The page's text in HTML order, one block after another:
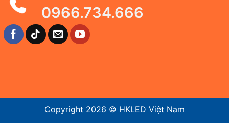
0966.734.666
Copyright 2026 © HKLED Việt Nam